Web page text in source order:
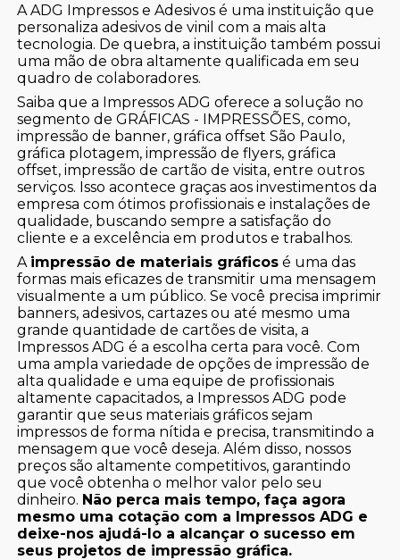
A ADG Impressos e Adesivos é uma instituição que
personaliza adesivos de vinil com a mais alta
tecnologia. De quebra, a instituição também possui
uma mão de obra altamente qualificada em seu
quadro de colaboradores.
Saiba que a Impressos ADG oferece a solução no
segmento de GRÁFICAS - IMPRESSÕES, como,
impressão de banner, gráfica offset São Paulo,
gráfica plotagem, impressão de flyers, gráfica
offset, impressão de cartão de visita, entre outros
serviços. Isso acontece graças aos investimentos da
empresa com ótimos profissionais e instalações de
qualidade, buscando sempre a satisfação do
cliente e a excelência em produtos e trabalhos.
A impressão de materiais gráficos é uma das
formas mais eficazes de transmitir uma mensagem
visualmente a um público. Se você precisa imprimir
banners, adesivos, cartazes ou até mesmo uma
grande quantidade de cartões de visita, a
Impressos ADG é a escolha certa para você. Com
uma ampla variedade de opções de impressão de
alta qualidade e uma equipe de profissionais
altamente capacitados, a Impressos ADG pode
garantir que seus materiais gráficos sejam
impressos de forma nítida e precisa, transmitindo a
mensagem que você deseja. Além disso, nossos
preços são altamente competitivos, garantindo
que você obtenha o melhor valor pelo seu
dinheiro. Não perca mais tempo, faça agora
mesmo uma cotação com a Impressos ADG e
deixe-nos ajudá-lo a alcançar o sucesso em
seus projetos de impressão gráfica.